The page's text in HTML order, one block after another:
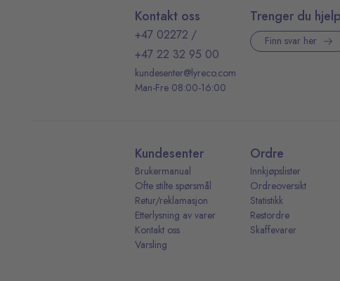
Kontakt oss
+47 02272 /
+47 22 32 95 00
kundesenter@lyreco.com
Man-Fre 08:00-16:00
Trenger du
Finn svar her
Kundesenter
Brukermanual
Ofte stilte spørsmål
Retur/reklamasjon
Etterlysning av varer
Kontakt oss
Varsling
Ordre
Innkjøpslister
Ordreoversikt
Statistikk
Restordre
Skaffevarer